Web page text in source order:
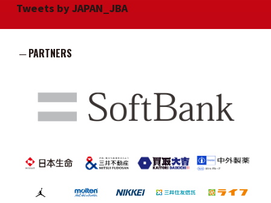
Tweets by JAPAN_JBA
─ PARTNERS